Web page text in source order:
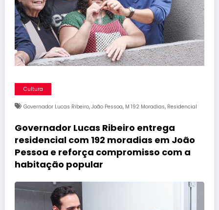
Cultura
Governador Lucas Ribeiro, João Pessoa, M 192 Moradias, Residencial
Governador Lucas Ribeiro entrega
residencial com 192 moradias em João
Pessoa e reforça compromisso com a
habitação popular